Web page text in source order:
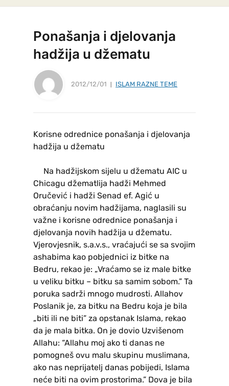
Ponašanja i djelovanja
hadžija u džematu
2012/12/01 ISLAM RAZNE TEME
Korisne odrednice ponašanja i djelovanja
hadžija u džematu
Na hadžijskom sijelu u džematu AIC u
Chicagu džematlija hadži Mehmed
Oručević i hadži Senad ef. Agić u
obraćanju novim hadžijama, naglasili su
važne i korisne odrednice ponašanja i
djelovanja novih hadžija u džematu.
Vjerovjesnik, s.a.v.s., vraćajući se sa svojim
ashabima kao pobjednici iz bitke na
Bedru, rekao je: „Vraćamo se iz male bitke
u veliku bitku – bitku sa samim sobom.” Ta
poruka sadrži mnogo mudrosti. Allahov
Poslanik je, za bitku na Bedru koja je bila
„biti ili ne biti” za opstanak Islama, rekao
da je mala bitka. On je dovio Uzvišenom
Allahu: “Allahu moj ako ti danas ne
pomogneš ovu malu skupinu muslimana,
ako nas neprijatelj danas pobijedi, Islama
neće biti na ovim prostorima.” Dova je bila